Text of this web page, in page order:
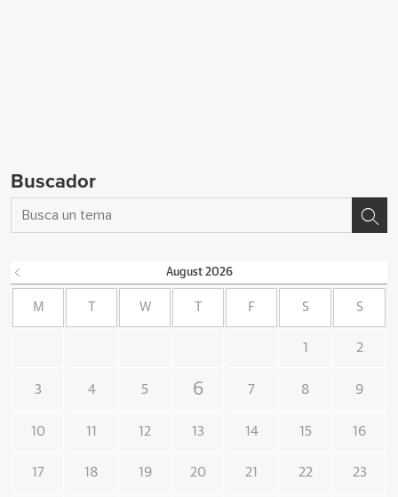
Buscador
August 2026
M W F S S
1 2
3 4 5 6 7 8 9
10 11 12 13 14 15 16
17 18 19 20 21 22 23